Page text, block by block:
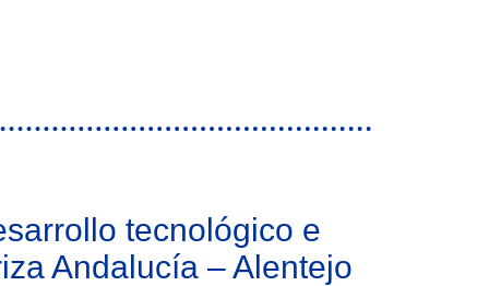
tecnológico e
Andalucía – Alentejo